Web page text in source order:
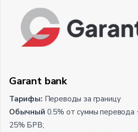
Garant bank
Тарифы: Переводы за границу
Обычный 0.5% от суммы перевода
25% БРВ;